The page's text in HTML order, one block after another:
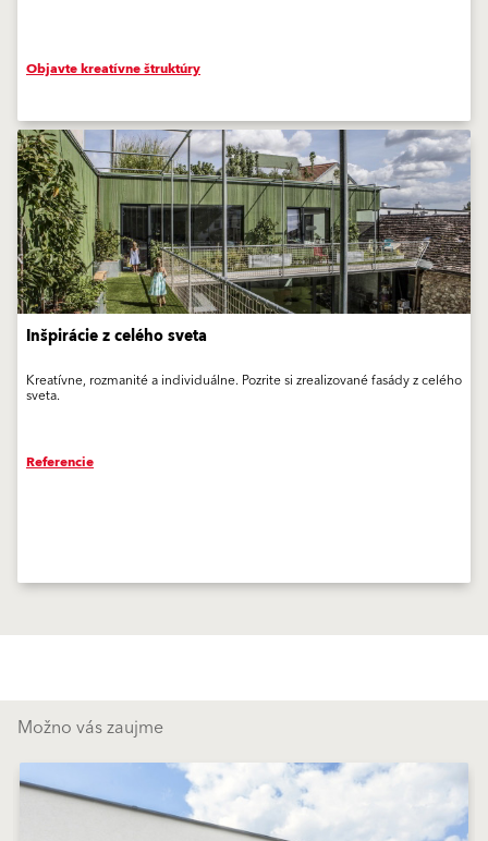
Objavte kreatívne štruktúry
Inšpirácie z celého sveta
Kreatívne, rozmanité a individuálne. Pozrite si zrealizované fasády z celého
sveta.
Referencie
Možno vás zaujme